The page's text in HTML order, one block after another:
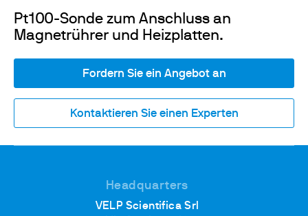
Pt100-Sonde zum Anschluss an
Magnetrührer und Heizplatten.
Fordern Sie ein Angebot an
Kontaktieren Sie einen Experten
Headquarters
VELP Scientifica Srl